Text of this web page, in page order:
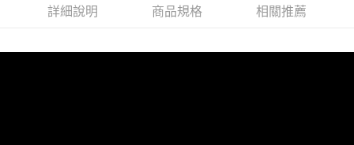
付款後全家取貨
詳細說明 商品規格 相關推薦